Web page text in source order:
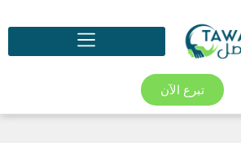
تبرع الآن